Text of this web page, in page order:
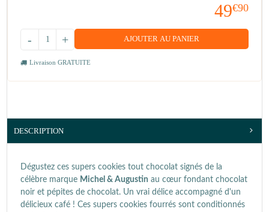
49€90
+
- AJOUTER AU PANIER
Livraison GRATUITE
DESCRIPTION
Dégustez ces supers cookies tout chocolat signés de la
célèbre marque Michel & Augustin au cœur fondant chocolat
noir et pépites de chocolat. Un vrai délice accompagné d'un
délicieux café ! Ces supers cookies fourrés sont conditionnés